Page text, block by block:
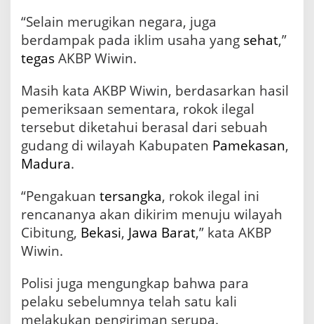
“Selain merugikan negara, juga
berdampak pada iklim usaha yang sehat,”
tegasAKBP Wiwin.
Masih kata AKBP Wiwin, berdasarkan hasil
pemeriksaan sementara, rokok ilegal
tersebut diketahui berasal dari sebuah
gudang di wilayah Kabupaten Pamekasan,
Madura.
“Pengakuan tersangka, rokok ilegal ini
rencananya akan dikirim menuju wilayah
Cibitung, Bekasi, Jawa Barat,” kata AKBP
Wiwin.
Polisi juga mengungkap bahwa para
pelaku sebelumnya telah satu kali
melakukan pengiriman serupa.